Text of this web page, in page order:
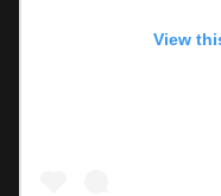
View